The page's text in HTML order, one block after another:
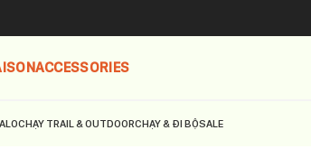
ACCESSORIES
CHẠY TRAIL & OUTDOORCHẠY & ĐI BỘSALE